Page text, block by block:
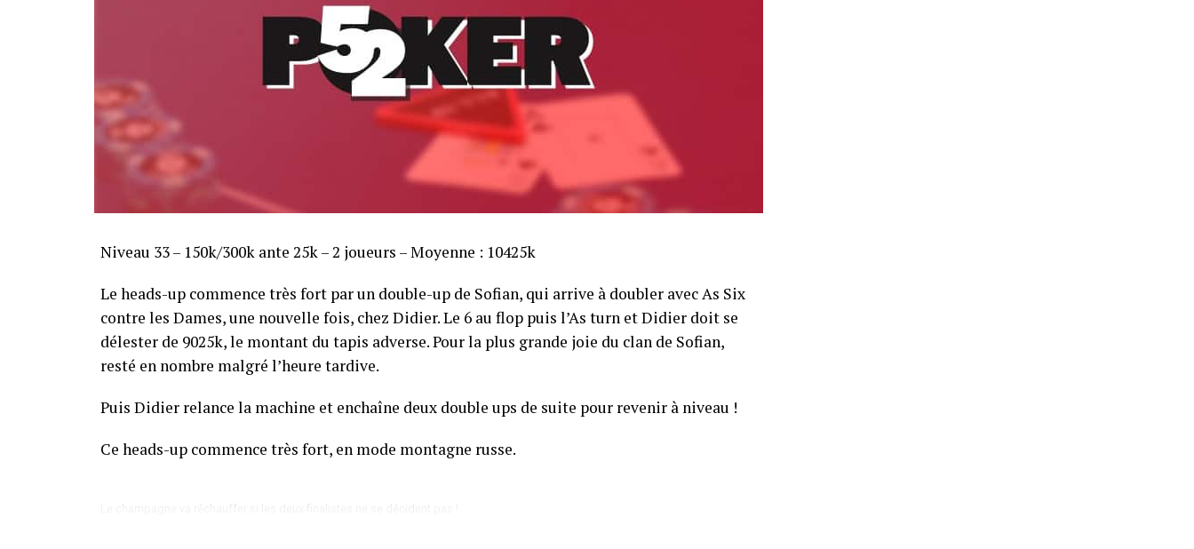
Sofian Benaissa, vainqueur bien entouré !
Niveau 33 – 150k/300k ante 25k – 2 joueurs – Moyenne : 10425k
Le heads-up commence très fort par un double-up de Sofian, qui arrive à doubler avec As Six
contre les Dames, une nouvelle fois, chez Didier. Le 6 au flop puis l’As turn et Didier doit se
délester de 9025k, le montant du tapis adverse. Pour la plus grande joie du clan de Sofian,
resté en nombre malgré l’heure tardive.
Puis Didier relance la machine et enchaîne deux double ups de suite pour revenir à niveau !
Ce heads-up commence très fort, en mode montagne russe.
Le champagne va réchauffer si les deux finalistes ne se décident pas !